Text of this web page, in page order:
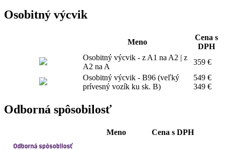
Osobitný výcvik
Meno
Cena s
DPH
Osobitný výcvik - z A1 na A2 | z
A2 na A
359 €
Osobitný výcvik - B96 (veľký
prívesný vozík ku sk. B)
549 €
349 €
Odborná spôsobilosť
Meno Cena s DPH